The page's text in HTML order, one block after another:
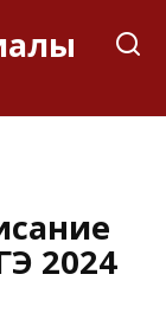
2024